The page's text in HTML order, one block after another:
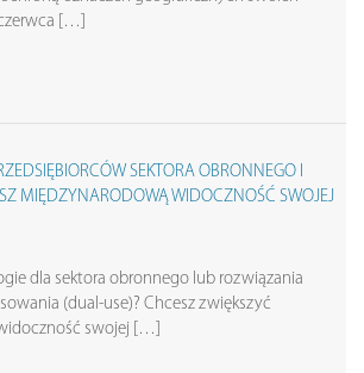
[…]
SEKTORA OBRONNEGO I
MIĘDZYNARODOWĄ WIDOCZNOŚĆ SWOJEJ
dla sektora obronnego lub rozwiązania
(dual-use)? Chcesz zwiększyć
swojej […]